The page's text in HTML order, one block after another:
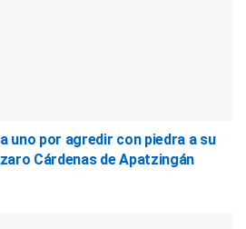
uno por agredir con piedra a su
Cárdenas de Apatzingán